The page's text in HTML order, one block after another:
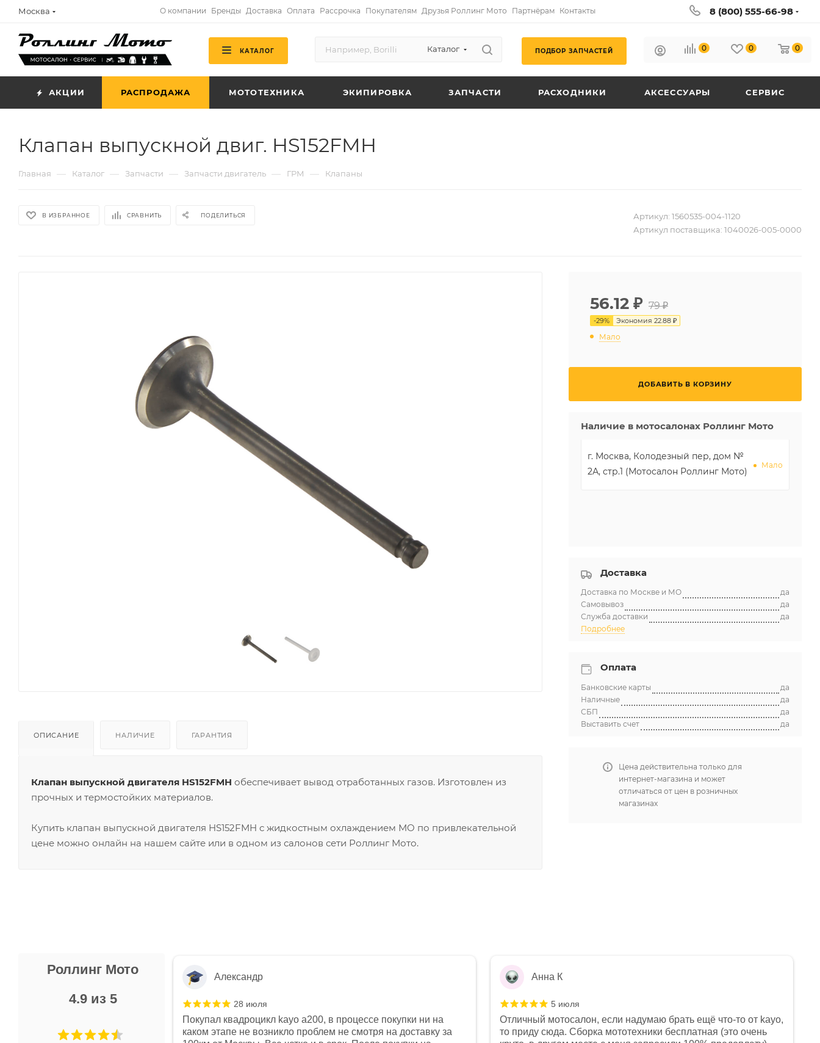
Москва О компании Бренды Доставка Оплата Рассрочка Покупателям Друзья Роллинг Мото Партнёрам Контакты 8 (800) 555-66-98
КАТАЛОГ Каталог ПОДБОР ЗАПЧАСТЕЙ 0 0 0
АКЦИИ РАСПРОДАЖА МОТОТЕХНИКА ЭКИПИРОВКА ЗАПЧАСТИ РАСХОДНИКИ АКСЕССУАРЫ СЕРВИС
Клапан выпускной двиг. HS152FMH
Главная — Каталог — Запчасти — Запчасти двигатель — ГРМ — Клапаны
В ИЗБРАННОЕ СРАВНИТЬ ПОДЕЛИТЬСЯ Артикул: 1560535-004-1120
Артикул поставщика: 1040026-005-0000
ОПИСАНИЕ НАЛИЧИЕ ГАРАНТИЯ
Клапан выпускной двигателя HS152FMH обеспечивает вывод отработанных газов. Изготовлен из
прочных и термостойких материалов.
Купить клапан выпускной двигателя HS152FMH с жидкостным охлаждением MO по привлекательной
цене можно онлайн на нашем сайте или в одном из салонов сети Роллинг Мото.
56.12 ₽ 79 ₽
-29% Экономия 22.88 ₽
Мало
ДОБАВИТЬ В КОРЗИНУ
Наличие в мотосалонах Роллинг Мото
г. Москва, Колодезный пер, дом №
2А, стр.1 (Мотосалон Роллинг Мото)
Мало
Доставка
Доставка по Москве и МО
да
Самовывоз
да
Служба доставки
да
Подробнее
Оплата
Банковские карты
да
Наличные
да
СБП
да
Выставить счет
да
Цена действительна только для
интернет-магазина и может
отличаться от цен в розничных
магазинах
Роллинг Мото
4.9 из 5
Не понравились условия
Александр
28 июля
Покупал квадроцикл kayo a200, в процессе покупки ни на
каком этапе не возникло проблем не смотря на доставку за
Анна К
5 июля
Отличный мотосалон, если надумаю брать ещё что-то от kayo,
то приду сюда. Сборка мототехники бесплатная (это очень